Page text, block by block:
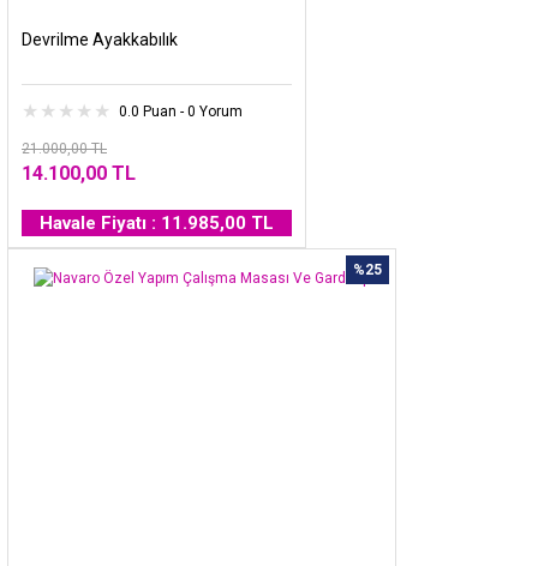
Devrilme Ayakkabılık
0.0 Puan - 0 Yorum
21.000,00 TL
14.100,00 TL
Havale Fiyatı : 11.985,00 TL
%25